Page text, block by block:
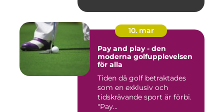
10. mar
Pay and play - den
moderna golfupplevelsen
för alla
Tiden då golf betraktades
som en exklusiv och
tidskrävande sport är förbi.
"Pay...